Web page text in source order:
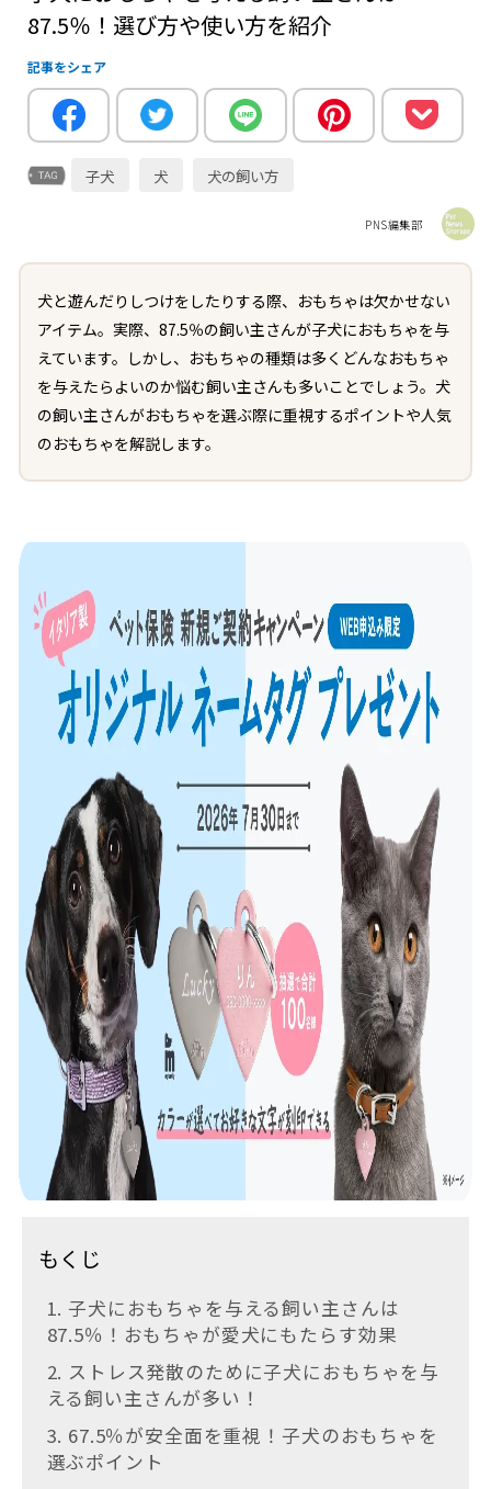
87.5％！選び方や使い方を紹介
記事をシェア
子犬 犬 犬の飼い方
PNS編集部
犬と遊んだりしつけをしたりする際、おもちゃは欠かせない
アイテム。実際、87.5％の飼い主さんが子犬におもちゃを与
えています。しかし、おもちゃの種類は多くどんなおもちゃ
を与えたらよいのか悩む飼い主さんも多いことでしょう。犬
の飼い主さんがおもちゃを選ぶ際に重視するポイントや人気
のおもちゃを解説します。
もくじ
1. 子犬におもちゃを与える飼い主さんは
87.5％！おもちゃが愛犬にもたらす効果
2. ストレス発散のために子犬におもちゃを与
える飼い主さんが多い！
3. 67.5％が安全面を重視！子犬のおもちゃを
選ぶポイント